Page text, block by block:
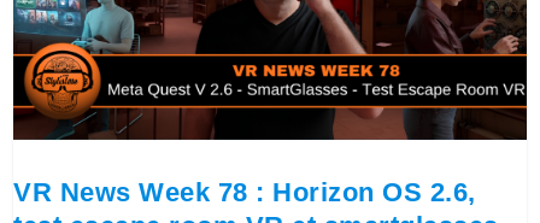
VR News Week 78 : Horizon OS 2.6,